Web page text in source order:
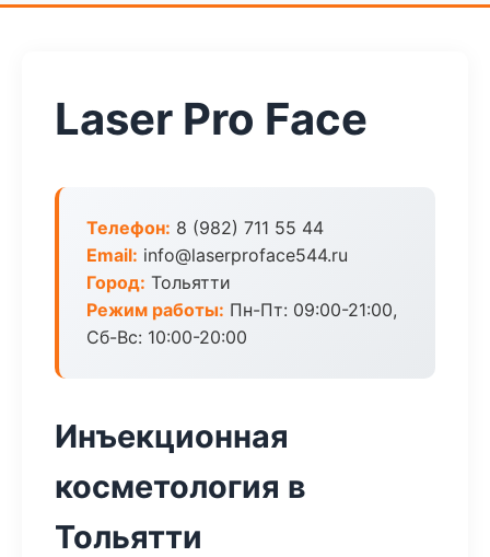
Laser Pro Face
Телефон: 8 (982) 711 55 44
Email: info@laserproface544.ru
Город: Тольятти
Режим работы: Пн-Пт: 09:00-21:00,
Сб-Вс: 10:00-20:00
Инъекционная
косметология в
Тольятти